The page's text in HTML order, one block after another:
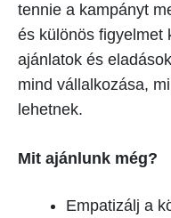
tennie a kampányt
és különös figyelmet
ajánlatok és
mind vállalkozása,
lehetnek.
Mit ajánlunk még?
Empatizálj a